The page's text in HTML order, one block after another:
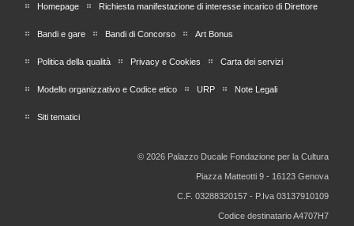
Homepage Richiesta manifestazione di interesse incarico di Direttore
Bandi e gare Bandi di Concorso Art Bonus
Politica della qualità Privacy e Cookies Carta dei servizi
Modello organizzativo e Codice etico URP Note Legali
Siti tematici
© 2026 Palazzo Ducale Fondazione per la Cultura
Piazza Matteotti 9 - 16123 Genova
C.F. 03288320157 - P.Iva 03137910109
Codice destinatario A4707H7